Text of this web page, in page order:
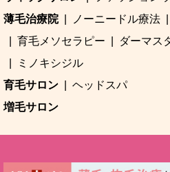
薄毛治療院
ノーニードル療法
育毛メソセラピー
ダーマス
ミノキシジル
育毛サロン
ヘッドスパ
増毛サロン